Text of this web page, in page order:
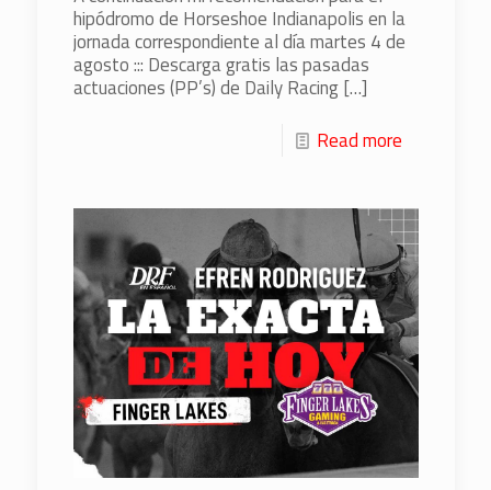
hipódromo de Horseshoe Indianapolis en la
jornada correspondiente al día martes 4 de
agosto ::: Descarga gratis las pasadas
actuaciones (PP’s) de Daily Racing[…]
Read more